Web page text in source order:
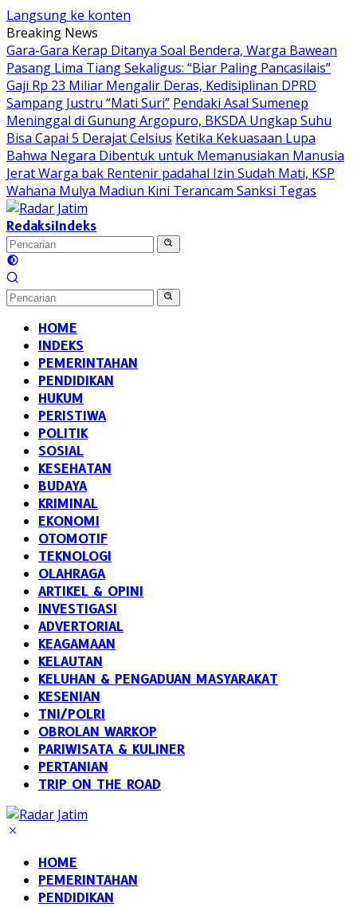
Langsung ke konten
Breaking News
Gara-Gara Kerap Ditanya Soal Bendera, Warga Bawean
Pasang Lima Tiang Sekaligus: “Biar Paling Pancasilais”
Gaji Rp 23 Miliar Mengalir Deras, Kedisiplinan DPRD
Sampang Justru “Mati Suri” Pendaki Asal Sumenep
Meninggal di Gunung Argopuro, BKSDA Ungkap Suhu
Bisa Capai 5 Derajat Celsius Ketika Kekuasaan Lupa
Bahwa Negara Dibentuk untuk Memanusiakan Manusia
Jerat Warga bak Rentenir padahal Izin Sudah Mati, KSP
Wahana Mulya Madiun Kini Terancam Sanksi Tegas
RedaksiIndeks
HOME
INDEKS
PEMERINTAHAN
PENDIDIKAN
HUKUM
PERISTIWA
POLITIK
SOSIAL
KESEHATAN
BUDAYA
KRIMINAL
EKONOMI
OTOMOTIF
TEKNOLOGI
OLAHRAGA
ARTIKEL & OPINI
INVESTIGASI
ADVERTORIAL
KEAGAMAAN
KELAUTAN
KELUHAN & PENGADUAN MASYARAKAT
KESENIAN
TNI/POLRI
OBROLAN WARKOP
PARIWISATA & KULINER
PERTANIAN
TRIP ON THE ROAD
HOME
PEMERINTAHAN
PENDIDIKAN